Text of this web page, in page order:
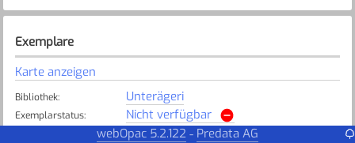
Exemplare
Karte anzeigen
Bibliothek: Unterägeri
Exemplarstatus: Nicht verfügbar
webOpac 5.2.122 - Predata AG